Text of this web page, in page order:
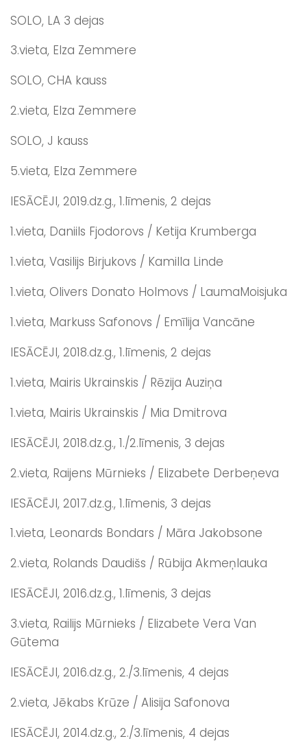
SOLO, LA 3 dejas
3.vieta, Elza Zemmere
SOLO, CHA kauss
2.vieta, Elza Zemmere
SOLO, J kauss
5.vieta, Elza Zemmere
IESĀCĒJI, 2019.dz.g., 1.līmenis, 2 dejas
1.vieta, Daniils Fjodorovs / Ketija Krumberga
1.vieta, Vasilijs Birjukovs / Kamilla Linde
1.vieta, Olivers Donato Holmovs / LaumaMoisjuka
1.vieta, Markuss Safonovs / Emīlija Vancāne
IESĀCĒJI, 2018.dz.g., 1.līmenis, 2 dejas
1.vieta, Mairis Ukrainskis / Rēzija Auziņa
1.vieta, Mairis Ukrainskis / Mia Dmitrova
IESĀCĒJI, 2018.dz.g., 1./2.līmenis, 3 dejas
2.vieta, Raijens Mūrnieks / Elizabete Derbeņeva
IESĀCĒJI, 2017.dz.g., 1.līmenis, 3 dejas
1.vieta, Leonards Bondars / Māra Jakobsone
2.vieta, Rolands Daudišs / Rūbija Akmeņlauka
IESĀCĒJI, 2016.dz.g., 1.līmenis, 3 dejas
3.vieta, Railijs Mūrnieks / Elizabete Vera Van
Gūtema
IESĀCĒJI, 2016.dz.g., 2./3.līmenis, 4 dejas
2.vieta, Jēkabs Krūze / Alisija Safonova
IESĀCĒJI, 2014.dz.g., 2./3.līmenis, 4 dejas